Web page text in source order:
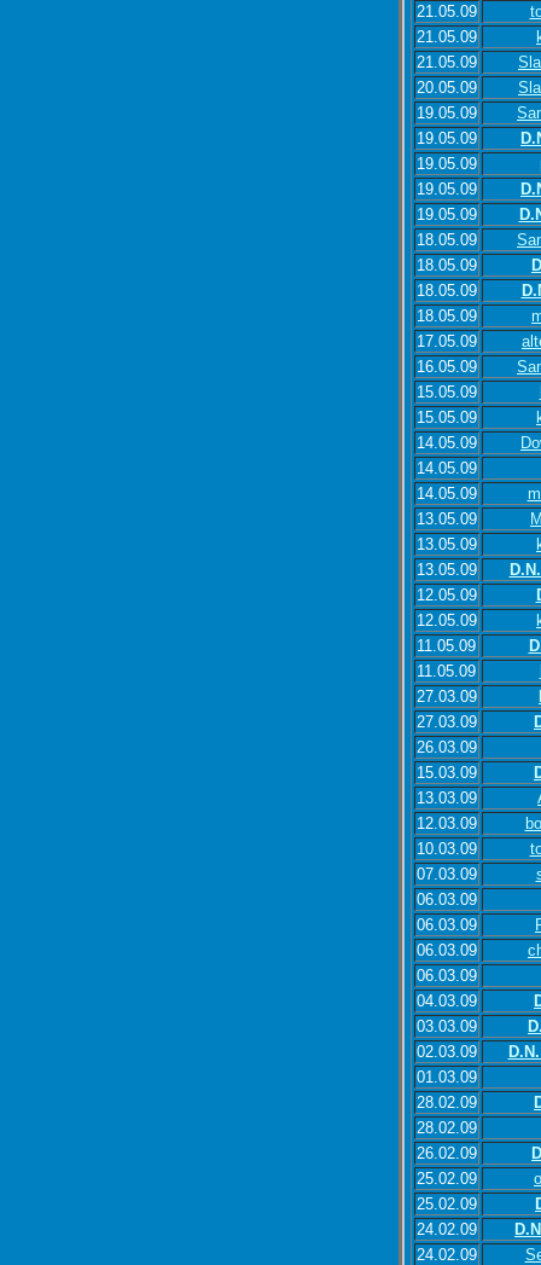
21.05.09
21.05.09
21.05.09
20.05.09
19.05.09
19.05.09
19.05.09
19.05.09
19.05.09
18.05.09
18.05.09
18.05.09
18.05.09
17.05.09
16.05.09
15.05.09
15.05.09
14.05.09
14.05.09
14.05.09
13.05.09
13.05.09
13.05.09
12.05.09
12.05.09
11.05.09
11.05.09
27.03.09
27.03.09
26.03.09
15.03.09
13.03.09
12.03.09
10.03.09
07.03.09
06.03.09
06.03.09
06.03.09
06.03.09
04.03.09
03.03.09
02.03.09
01.03.09
28.02.09
28.02.09
26.02.09
25.02.09
25.02.09
24.02.09
24.02.09